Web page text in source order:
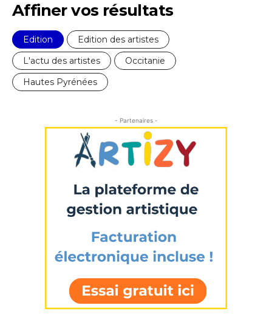
* Champ obligatoire
Affiner vos résultats
Edition
Edition des artistes
L'actu des artistes
Occitanie
Hautes Pyrénées
- Partenaires -